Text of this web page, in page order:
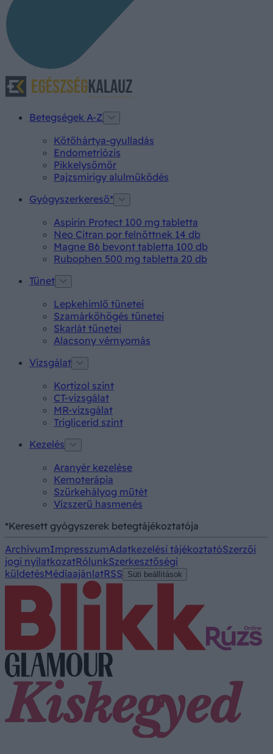
Betegségek A-Z
Kötőhártya-gyulladás
Endometriózis
Pikkelysömör
Pajzsmirigy alulműködés
Gyógyszerkereső*
Aspirin Protect 100 mg tabletta
Neo Citran por felnőttnek 14 db
Magne B6 bevont tabletta 100 db
Rubophen 500 mg tabletta 20 db
Tünet
Lepkehimlő tünetei
Szamárköhögés tünetei
Skarlát tünetei
Alacsony vérnyomás
Vizsgálat
Kortizol szint
CT-vizsgálat
MR-vizsgálat
Triglicerid szint
Kezelés
Aranyér kezelése
Kemoterápia
Szürkehályog műtét
Vízszerű hasmenés
*Keresett gyógyszerek betegtájékoztatója
ArchívumImpresszumAdatkezelési tájékoztatóSzerzői
jogi nyilatkozatRólunkSzerkesztőségi
küldetésMédiaajánlatRSS Süti beállítások